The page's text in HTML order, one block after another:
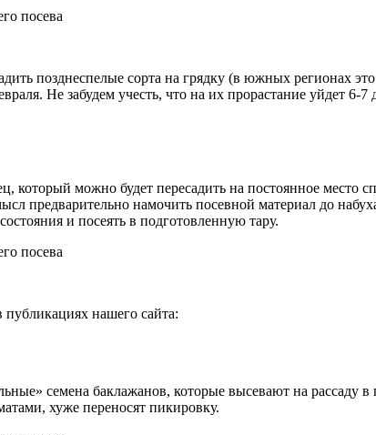
позднеспелые сорта на грядку (в южных регионах
Не забудем учесть, что на их прорастание уйдет
который можно будет пересадить на постоянное место
предварительно намочить посевной материал до
и посеять в подготовленную тару.
нашего сайта:
семена баклажанов, которые высевают на рассаду
хуже переносят пикировку.